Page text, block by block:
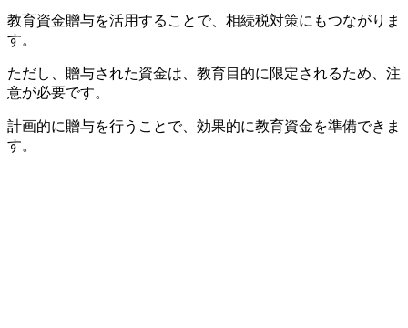
教育資金贈与を活用することで、相続税対策にもつながりま
す。
ただし、贈与された資金は、教育目的に限定されるため、注
意が必要です。
計画的に贈与を行うことで、効果的に教育資金を準備できま
す。